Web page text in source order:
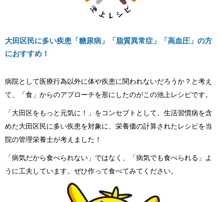
大田区民に多い疾患「糖尿病」「脂質異常症」「高血圧」の方
におすすめ！
病院として医療行為以外に体や疾患に関われないだろうか？と考え
て、「食」からのアプローチを形にしたのがこの池上レシピです。
「大田区をもっと元気に！」をコンセプトとして、生活習慣病を含
めた大田区民に多い疾患を対象に、栄養価の計算されたレシピを当
院の管理栄養士が考えました！
「病気だから食べられない」ではなく、「病気でも食べられる」よ
うに工夫しています。ぜひ作って食べてみてください。